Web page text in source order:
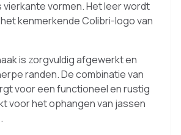
vierkante vormen. Het leer wordt
kenmerkende Colibri-logo van
is zorgvuldig afgewerkt en
randen. De combinatie van
voor een functioneel en rustig
voor het ophangen van jassen